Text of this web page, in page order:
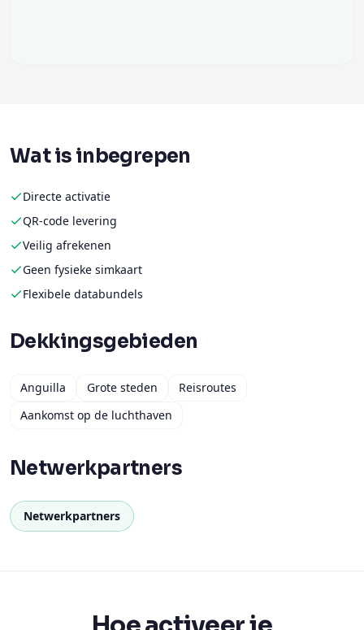
Wat is inbegrepen
Directe activatie
QR-code levering
Veilig afrekenen
Geen fysieke simkaart
Flexibele databundels
Dekkingsgebieden
Anguilla Grote steden
Reisroutes
Aankomst op de luchthaven
Netwerkpartners
Netwerkpartners